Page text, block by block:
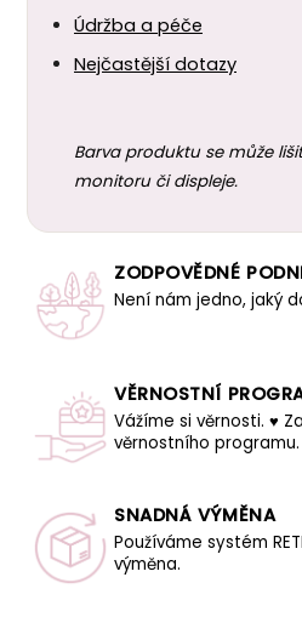
Údržba a péče
Nejčastější dotazy
Barva produktu se může
monitoru či displeje.
ZODPOVĚDNÉ
Není nám jedno, jaký
VĚRNOSTNÍ
Vážíme si věrnosti. ♥
věrnostního programu.
SNADNÁ VÝMĚNA
Používáme systém
výměna.